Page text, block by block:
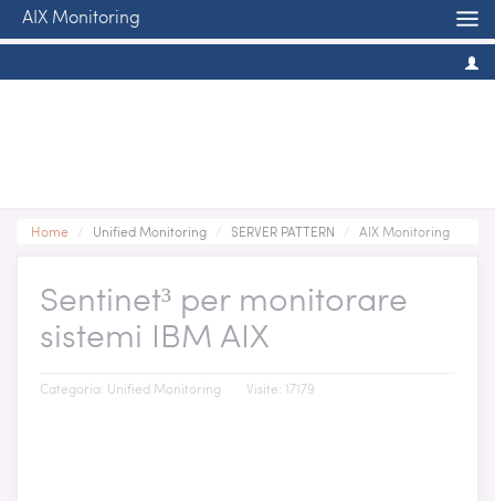
Home / Unified Monitoring / SERVER PATTERN / AIX Monitoring
Sentinet³ per monitorare
sistemi IBM AIX
Categoria: Unified Monitoring Visite: 17179
AIX Monitoring